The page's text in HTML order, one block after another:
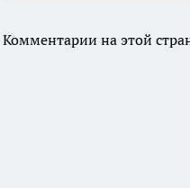
Комментарии на этой